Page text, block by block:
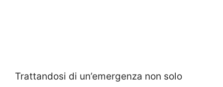
Trattandosi di un’emergenza non solo